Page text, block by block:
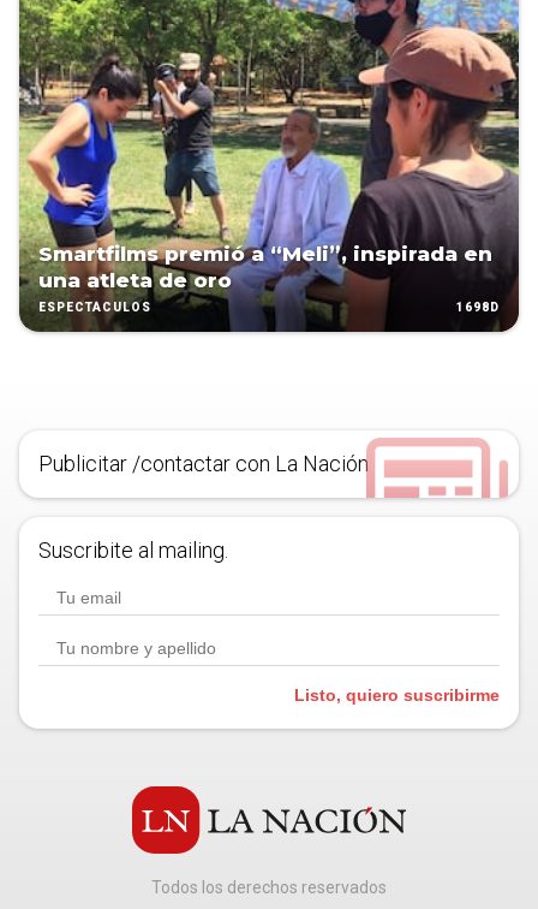
Smartfilms premió a “Meli”, inspirada en
una atleta de oro
ESPECTÁCULOS 1698D
Publicitar /contactar con La Nación
Suscribite al mailing.
Listo, quiero suscribirme
Todos los derechos reservados